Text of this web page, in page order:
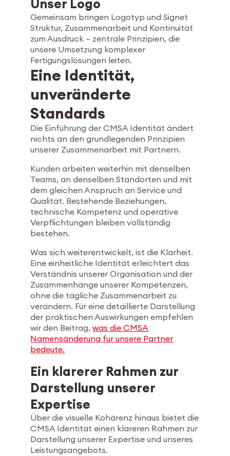
Unser Logo
Gemeinsam bringen Logotyp und Signet
Struktur, Zusammenarbeit und Kontinuität
zum Ausdruck – zentrale Prinzipien, die
unsere Umsetzung komplexer
Fertigungslösungen leiten.
Eine Identität,
unveränderte
Standards
Die Einführung der CMSA Identität ändert
nichts an den grundlegenden Prinzipien
unserer Zusammenarbeit mit Partnern.
Kunden arbeiten weiterhin mit denselben
Teams, an denselben Standorten und mit
dem gleichen Anspruch an Service und
Qualität. Bestehende Beziehungen,
technische Kompetenz und operative
Verpflichtungen bleiben vollständig
bestehen.
Was sich weiterentwickelt, ist die Klarheit.
Eine einheitliche Identität erleichtert das
Verständnis unserer Organisation und der
Zusammenhänge unserer Kompetenzen,
ohne die tägliche Zusammenarbeit zu
verändern. Für eine detaillierte Darstellung
der praktischen Auswirkungen empfehlen
wir den Beitrag,was die CMSA
Namensänderung für unsere Partner
bedeute.
Ein klarerer Rahmen zur
Darstellung unserer
Expertise
Über die visuelle Kohärenz hinaus bietet die
CMSA Identität einen klareren Rahmen zur
Darstellung unserer Expertise und unseres
Leistungsangebots.